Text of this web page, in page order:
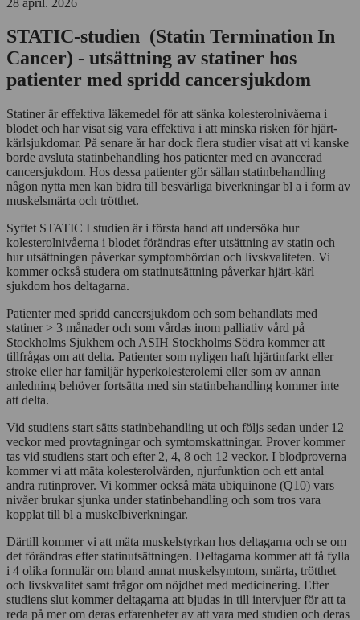
STATIC-studien (Statin Termination In
Cancer) - utsättning av statiner hos
patienter med spridd cancersjukdom
Statiner är effektiva läkemedel för att sänka kolesterolnivåerna i
blodet och har visat sig vara effektiva i att minska risken för hjärt-
kärlsjukdomar. På senare år har dock flera studier visat att vi kanske
borde avsluta statinbehandling hos patienter med en avancerad
cancersjukdom. Hos dessa patienter gör sällan statinbehandling
någon nytta men kan bidra till besvärliga biverkningar bl a i form av
muskelsmärta och trötthet.
Syftet STATIC I studien är i första hand att undersöka hur
kolesterolnivåerna i blodet förändras efter utsättning av statin och
hur utsättningen påverkar symptombördan och livskvaliteten. Vi
kommer också studera om statinutsättning påverkar hjärt-kärl
sjukdom hos deltagarna.
Patienter med spridd cancersjukdom och som behandlats med
statiner > 3 månader och som vårdas inom palliativ vård på
Stockholms Sjukhem och ASIH Stockholms Södra kommer att
tillfrågas om att delta. Patienter som nyligen haft hjärtinfarkt eller
stroke eller har familjär hyperkolesterolemi eller som av annan
anledning behöver fortsätta med sin statinbehandling kommer inte
att delta.
Vid studiens start sätts statinbehandling ut och följs sedan under 12
veckor med provtagningar och symtomskattningar. Prover kommer
tas vid studiens start och efter 2, 4, 8 och 12 veckor. I blodproverna
kommer vi att mäta kolesterolvärden, njurfunktion och ett antal
andra rutinprover. Vi kommer också mäta ubiquinone (Q10) vars
nivåer brukar sjunka under statinbehandling och som tros vara
kopplat till bl a muskelbiverkningar.
Därtill kommer vi att mäta muskelstyrkan hos deltagarna och se om
det förändras efter statinutsättningen. Deltagarna kommer att få fylla
i 4 olika formulär om bland annat muskelsymtom, smärta, trötthet
och livskvalitet samt frågor om nöjdhet med medicinering. Efter
studiens slut kommer deltagarna att bjudas in till intervjuer för att ta
reda på mer om deras erfarenheter av att vara med studien och deras